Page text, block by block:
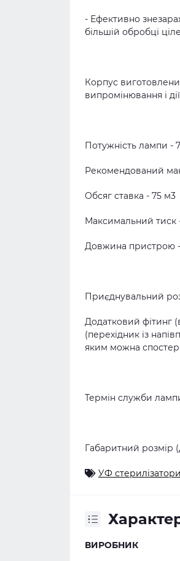
- Ефективно
більшій обробці
Корпус
випромінювання і
Потужність лампи -
Рекомендований
Обсяг ставка - 75 м3
Максимальний тиск
Довжина пристрою
Приєднувальний
Додатковий фітинг
(перехідник із
яким можна
Термін служби
Габаритний розмір
УФ
ВИРОБНИК